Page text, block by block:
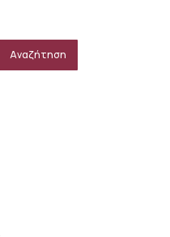
Αναζήτηση